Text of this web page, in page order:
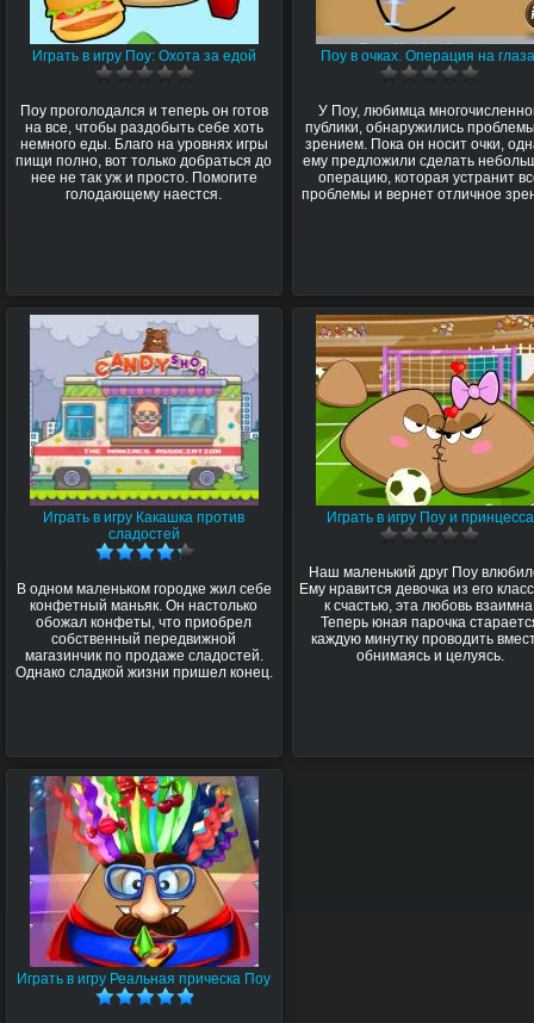
Играть в игру Поу: Охота за едой
Поу проголодался и теперь он готов
на все, чтобы раздобыть себе хоть
немного еды. Благо на уровнях игры
пищи полно, вот только добраться до
нее не так уж и просто. Помогите
голодающему наестся.
Поу в очках. Операция на
У Поу, любимца
публики, обнаружились
зрением. Пока он носит очки,
ему предложили сделать
операцию, которая устранит
проблемы и вернет отличное
Играть в игру Какашка против
сладостей
В одном маленьком городке жил себе
конфетный маньяк. Он настолько
обожал конфеты, что приобрел
собственный передвижной
магазинчик по продаже сладостей.
Однако сладкой жизни пришел конец.
Играть в игру Поу и принцесса
Наш маленький друг Поу
Ему нравится девочка из его
к счастью, эта любовь
Теперь юная парочка
каждую минутку проводить
обнимаясь и целуясь.
Играть в игру Реальная прическа Поу